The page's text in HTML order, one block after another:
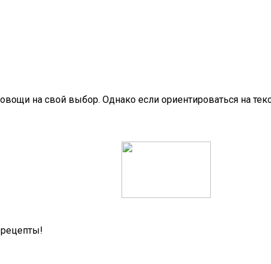
на свой выбор. Однако если ориентироваться на